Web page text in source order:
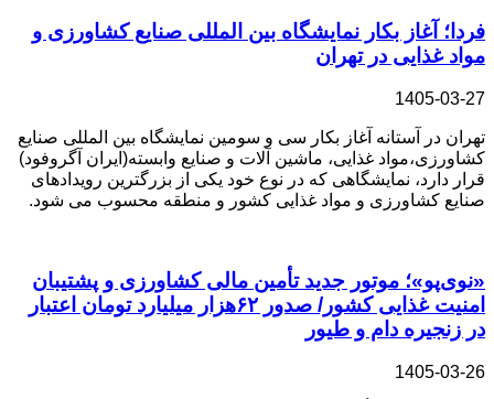
فردا؛ آغاز بکار نمایشگاه بین المللی صنایع کشاورزی و
مواد غذایی در تهران
1405-03-27
تهران در آستانه آغاز بکار سی و سومین نمایشگاه بین المللی صنایع
کشاورزی،مواد غذایی، ماشین آلات و صنایع وابسته(ایران آگروفود)
قرار دارد، نمایشگاهی که در نوع خود یکی از بزرگترین رویدادهای
صنایع کشاورزی و مواد غذایی کشور و منطقه محسوب می شود.
«نوی‌پو»؛ موتور جدید تأمین مالی کشاورزی و پشتیبان
امنیت غذایی کشور/ صدور ۶۲هزار میلیارد تومان اعتبار
در زنجیره دام و طیور
1405-03-26